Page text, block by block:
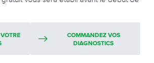
COMMANDEZ VOS
DIAGNOSTICS